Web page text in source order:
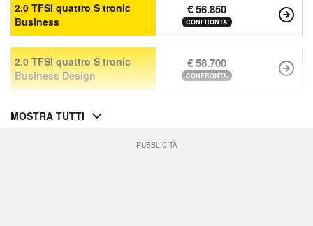
2.0 TFSI quattro S tronic
Business
€ 56.850
CONFRONTA
2.0 TFSI quattro S tronic
Business Design
€ 58.700
CONFRONTA
MOSTRA TUTTI
PUBBLICITÀ